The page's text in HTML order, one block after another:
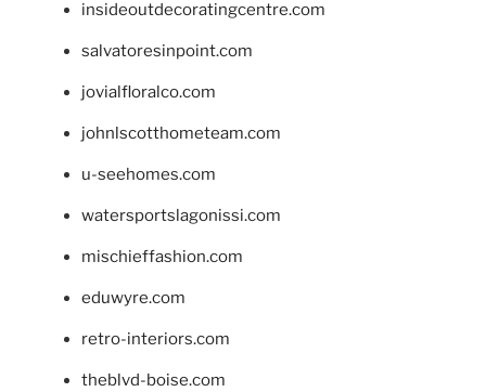
insideoutdecoratingcentre.com
salvatoresinpoint.com
jovialfloralco.com
johnlscotthometeam.com
u-seehomes.com
watersportslagonissi.com
mischieffashion.com
eduwyre.com
retro-interiors.com
theblvd-boise.com